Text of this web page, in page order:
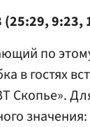
9:23,
по
в гостях